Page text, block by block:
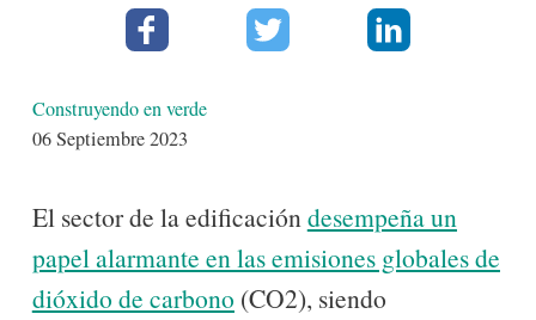
FacebookTwitter Linkedin
DetallesConstruyendo en verde
06 Septiembre 2023
El sector de la edificacióndesempeña un
papel alarmante en las emisiones globales de
dióxido de carbono (CO2), siendo